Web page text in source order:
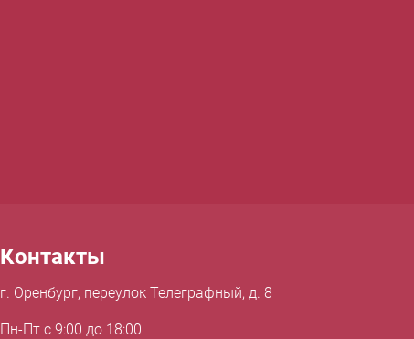
Контакты
г. Оренбург, переулок Телеграфный, д. 8
Пн-Пт с 9:00 до 18:00